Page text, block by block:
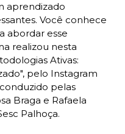
aprendizado
Você conhece
abordar esse
realizou nesta
Ativas:
pelo Instagram
pelas
Braga e Rafaela
Palhoça.